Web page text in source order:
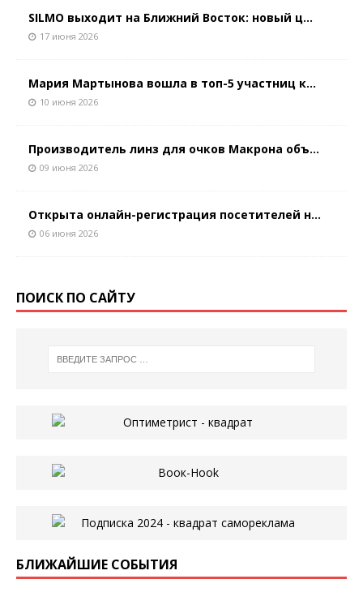
SILMO выходит на Ближний Восток: новый ц...
17 июня 2026
Мария Мартынова вошла в топ-5 участниц к...
10 июня 2026
Производитель линз для очков Макрона объ...
09 июня 2026
Открыта онлайн-регистрация посетителей н...
06 июня 2026
ПОИСК ПО САЙТУ
БЛИЖАЙШИЕ СОБЫТИЯ